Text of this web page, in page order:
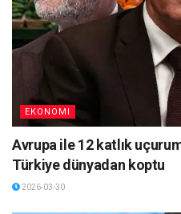
EKONOMI
Avrupa ile 12 katlık
Türkiye dünyadan koptu
2026-03-30